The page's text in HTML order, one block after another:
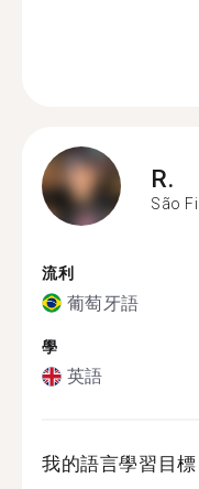
R.
São
流利
葡萄牙語
學
英語
我的語言學習目標